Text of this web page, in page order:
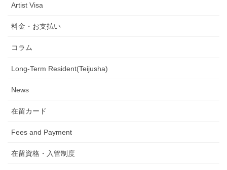
Artist Visa
料金・お支払い
コラム
Long-Term Resident(Teijusha)
News
在留カード
Fees and Payment
在留資格・入管制度